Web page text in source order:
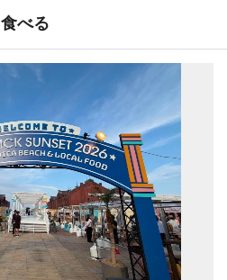
食べる